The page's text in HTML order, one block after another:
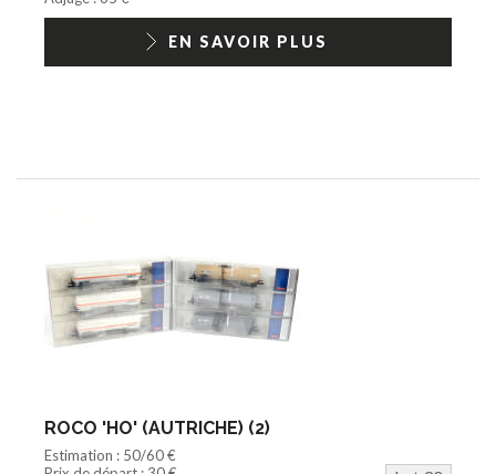
EN SAVOIR PLUS
ROCO 'HO' (AUTRICHE) (2)
Estimation : 50/60 €